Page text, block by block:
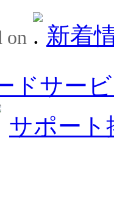
on
新着
ドサー
サポート